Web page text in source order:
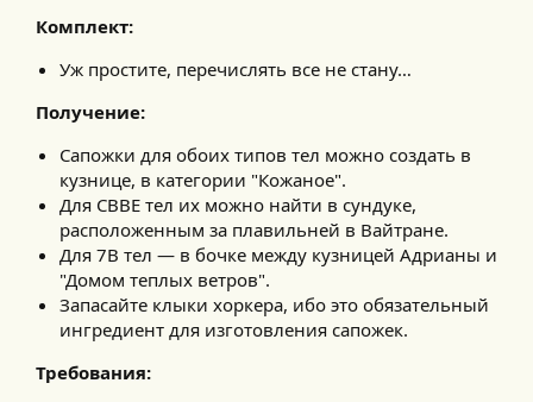
Комплект:
Уж простите, перечислять все не стану…
Получение:
Сапожки для обоих типов тел можно создать в
кузнице, в категории "Кожаное".
Для CBBE тел их можно найти в сундуке,
расположенным за плавильней в Вайтране.
Для 7B тел — в бочке между кузницей Адрианы и
"Домом теплых ветров".
Запасайте клыки хоркера, ибо это обязательный
ингредиент для изготовления сапожек.
Требования: